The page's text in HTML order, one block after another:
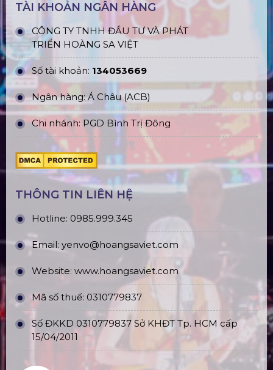
TÀI KHOẢN NGÂN HÀNG
CÔNG TY TNHH ĐẦU TƯ VÀ PHÁT
TRIỂN HOÀNG SA VIỆT
Số tài khoản: 134053669
Ngân hàng: Á Châu (ACB)
Chi nhánh: PGD Bình Trị Đông
THÔNG TIN LIÊN HỆ
Hotline: 0985.999.345
Email: yenvo@hoangsaviet.com
Website: www.hoangsaviet.com
Mã số thuế: 0310779837
Số ĐKKD 0310779837 Sở KHĐT Tp. HCM cấp
15/04/2011